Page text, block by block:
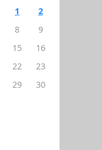
1
2
8
9
15
16
22
23
29
30